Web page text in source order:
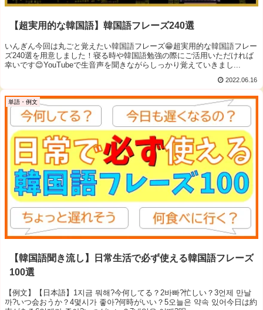
【超実用的な韓国語】韓国語フレーズ240選
いんぎん今回は丸ごと覚えたい韓国語フレーズ😁超実用的な韓国語フレー
ズ240選を用意しました！寝る時や韓国語勉強の際にご活用いただければ
幸いです😊YouTubeで生音声を聞きながらしっかり覚えていきまし...
2022.06.16
単語・例文
【韓国語聞き流し】日常生活で必ず使える韓国語フレーズ
100選
【例文】【日本語】1지금 뭐해?今何してる？2바빠?忙しい？3언제 만날
까?いつ会おうか？4몇시가 좋아?何時がいい？5오늘은 약속 있어今日は約